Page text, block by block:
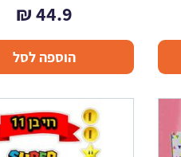
44.9
₪
הוספה לסל